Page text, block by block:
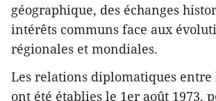
géographique, des échanges
intérêts communs face aux
régionales et mondiales.
Les relations diplomatiques entre
ont été établies le 1er août 1973,